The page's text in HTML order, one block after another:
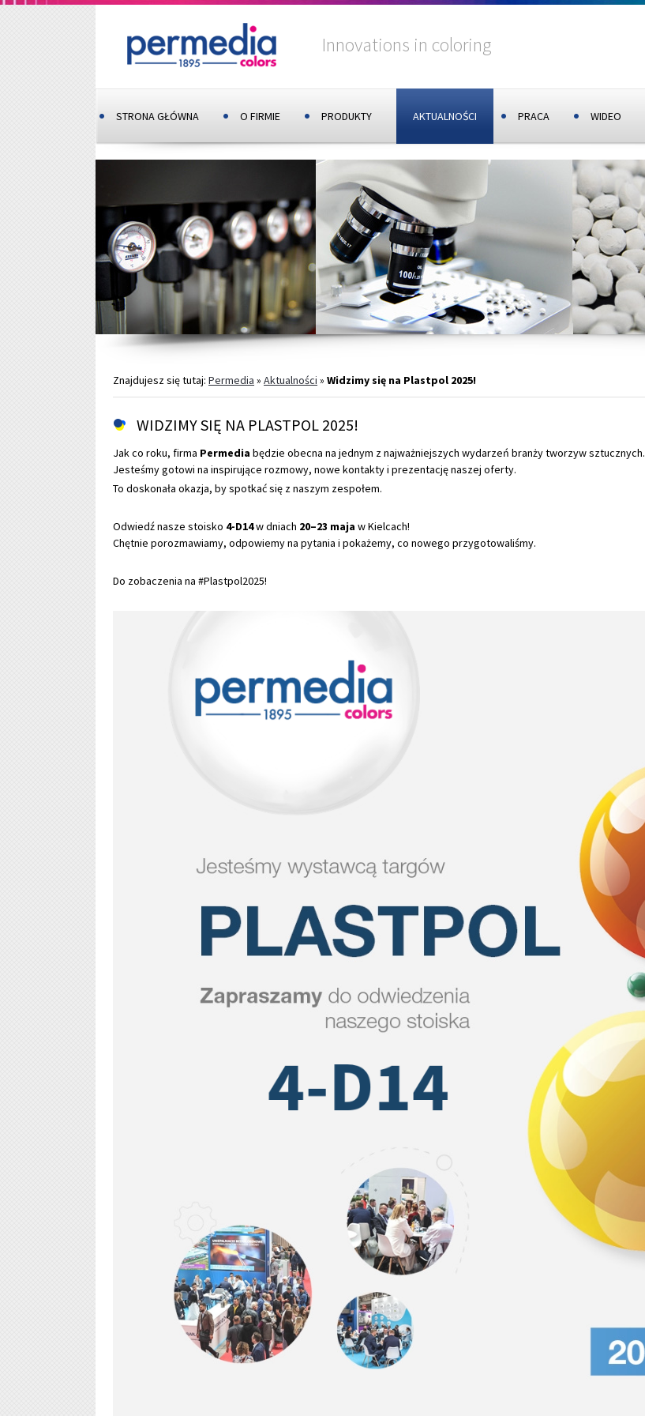
Innovations in coloring
STRONA GŁÓWNA O FIRMIE PRODUKTY AKTUALNOŚCI PRACA WIDEO
Znajdujesz się tutaj:Permedia »Aktualności »Widzimy się na Plastpol 2025!
WIDZIMY SIĘ NA PLASTPOL 2025!
Jak co roku, firma Permedia będzie obecna na jednym z najważniejszych wydarzeń branży tworzyw sztucznych.
Jesteśmy gotowi na inspirujące rozmowy, nowe kontakty i prezentację naszej oferty.
To doskonała okazja, by spotkać się z naszym zespołem.
Odwiedź nasze stoisko 4-D14w dniach 20–23 maja w Kielcach!
Chętnie porozmawiamy, odpowiemy na pytania i pokażemy, co nowego przygotowaliśmy.
Do zobaczenia na #Plastpol2025!